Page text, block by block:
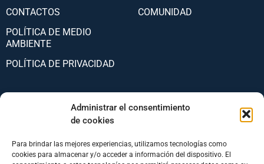
Administrar el consentimiento
de cookies
Para brindar las mejores experiencias, utilizamos tecnologías como
cookies para almacenar y/o acceder a información del dispositivo. El
CONTACTOS
POLÍTICA DE MEDIO
AMBIENTE
POLÍTICA DE PRIVACIDAD
COMUNIDAD
© 2026 Nautica Salpa srl a socio unico - P.iva IT04538020639
Português (AO90)